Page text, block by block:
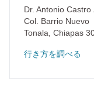
Dr. Antonio
Col. Barrio Nuevo
Tonala Chiapas
行き方を調べる